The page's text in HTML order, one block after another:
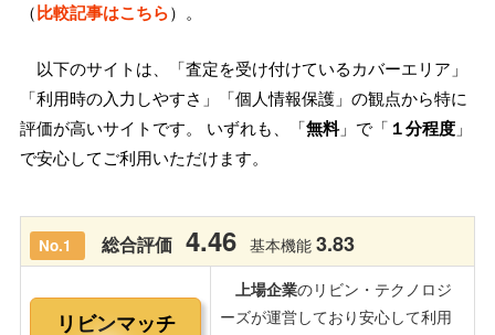
（比較記事はこちら）。
以下のサイトは、「査定を受け付けているカバーエリア」
「利用時の入力しやすさ」「個人情報保護」の観点から特に
評価が高いサイトです。 いずれも、「無料」で「 １分程度 」
で安心してご利用いただけます。